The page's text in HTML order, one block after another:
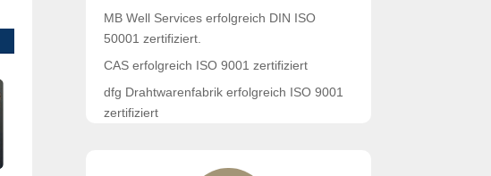
MB Well Services erfolgreich DIN ISO
50001 zertifiziert.
CAS erfolgreich ISO 9001 zertifiziert
dfg Drahtwarenfabrik erfolgreich ISO 9001
zertifiziert